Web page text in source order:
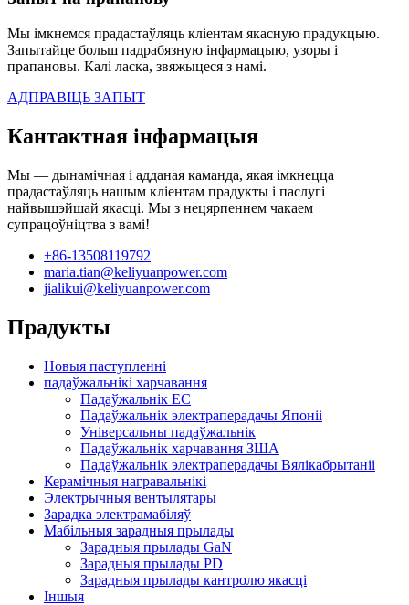
Мы імкнемся прадастаўляць кліентам якасную прадукцыю.
Запытайце больш падрабязную інфармацыю, узоры і
прапановы. Калі ласка, звяжыцеся з намі.
АДПРАВІЦЬ ЗАПЫТ
Кантактная інфармацыя
Мы — дынамічная і адданая каманда, якая імкнецца
прадастаўляць нашым кліентам прадукты і паслугі
найвышэйшай якасці. Мы з нецярпеннем чакаем
супрацоўніцтва з вамі!
+86-13508119792
maria.tian@keliyuanpower.com
jialikui@keliyuanpower.com
Прадукты
Новыя паступленні
падаўжальнікі харчавання
Падаўжальнік ЕС
Падаўжальнік электраперадачы Японіі
Універсальны падаўжальнік
Падаўжальнік харчавання ЗША
Падаўжальнік электраперадачы Вялікабрытаніі
Керамічныя награвальнікі
Электрычныя вентылятары
Зарадка электрамабіляў
Мабільныя зарадныя прылады
Зарадныя прылады GaN
Зарадныя прылады PD
Зарадныя прылады кантролю якасці
Іншыя